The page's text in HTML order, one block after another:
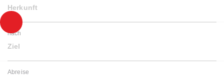
Herkunft
nach
Ziel
Abreise